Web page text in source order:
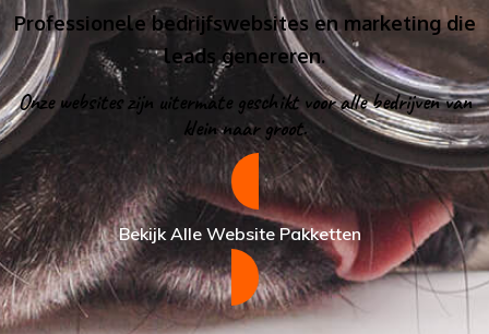
Professionele bedrijfswebsites en marketing die
leads genereren.
Onze websites zijn uitermate geschikt voor alle bedrijven van
klein naar groot.
Bekijk Alle Website Pakketten